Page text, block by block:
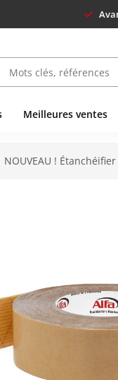
Meilleures ventes
NOUVEAU !